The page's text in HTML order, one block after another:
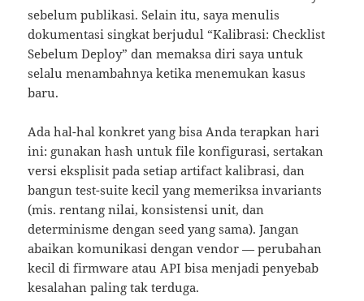
sebelum publikasi. Selain itu, saya menulis
dokumentasi singkat berjudul “Kalibrasi: Checklist
Sebelum Deploy” dan memaksa diri saya untuk
selalu menambahnya ketika menemukan kasus
baru.
Ada hal-hal konkret yang bisa Anda terapkan hari
ini: gunakan hash untuk file konfigurasi, sertakan
versi eksplisit pada setiap artifact kalibrasi, dan
bangun test-suite kecil yang memeriksa invariants
(mis. rentang nilai, konsistensi unit, dan
determinisme dengan seed yang sama). Jangan
abaikan komunikasi dengan vendor — perubahan
kecil di firmware atau API bisa menjadi penyebab
kesalahan paling tak terduga.